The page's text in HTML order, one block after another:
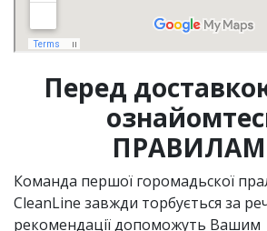
Перед
Команда першої горомадьскої
CleanLine завжди торбується за
рекомендації допоможуть Вашим